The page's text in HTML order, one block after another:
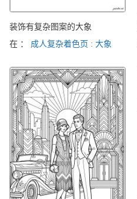
装饰有复杂图案的大象
在 ： 成人复杂着色页 : 大象